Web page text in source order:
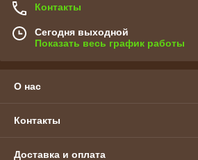
Контакты
Сегодня выходной
Показать весь график работы
О нас
Контакты
Доставка и оплата